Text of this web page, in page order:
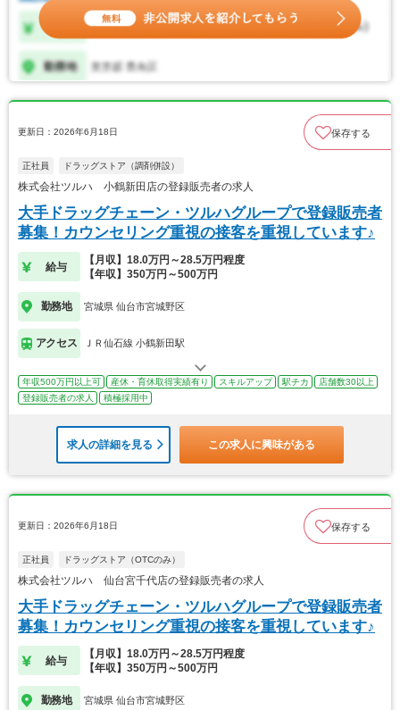
更新日：2026年6月18日 保存する
正社員 ドラッグストア（調剤併設）
株式会社ツルハ 小鶴新田店の登録販売者の求人
大手ドラッグチェーン・ツルハグループで登録販売者
募集！カウンセリング重視の接客を重視しています♪
給与
【月収】18.0万円～28.5万円程度
【年収】350万円～500万円
勤務地 宮城県 仙台市宮城野区
アクセス ＪＲ仙石線 小鶴新田駅
年収500万円以上可 産休・育休取得実績有り スキルアップ 駅チカ
店舗数30以上
登録販売者の求人
積極採用中
求人の詳細を見る この求人に興味がある
更新日：2026年6月18日 保存する
正社員 ドラッグストア（OTCのみ）
株式会社ツルハ 仙台宮千代店の登録販売者の求人
大手ドラッグチェーン・ツルハグループで登録販売者
募集！カウンセリング重視の接客を重視しています♪
給与
【月収】18.0万円～28.5万円程度
【年収】350万円～500万円
勤務地 宮城県 仙台市宮城野区